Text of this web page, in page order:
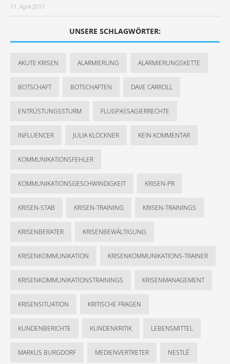
11. April 2017
UNSERE SCHLAGWÖRTER:
AKUTE KRISEN ALARMIERUNG ALARMIERUNGSKETTE
BOTSCHAFT BOTSCHAFTEN DAVE CARROLL
ENTRÜSTUNGSSTURM FLUGPASSAGIERRECHTE
INFLUENCER JULIA KLÖCKNER KEIN KOMMENTAR
KOMMUNIKATIONSFEHLER
KOMMUNIKATIONSGESCHWINDIGKEIT KRISEN-PR
KRISEN-STAB KRISEN-TRAINING KRISEN-TRAININGS
KRISENBERATER KRISENBEWÄLTIGUNG
KRISENKOMMUNIKATION KRISENKOMMUNIKATIONS-TRAINER
KRISENKOMMUNIKATIONSTRAININGS KRISENMANAGEMENT
KRISENSITUATION KRITISCHE FRAGEN
KUNDENBERICHTE KUNDENKRITIK LEBENSMITTEL
MARKUS BURGDORF MEDIENVERTRETER NESTLÉ